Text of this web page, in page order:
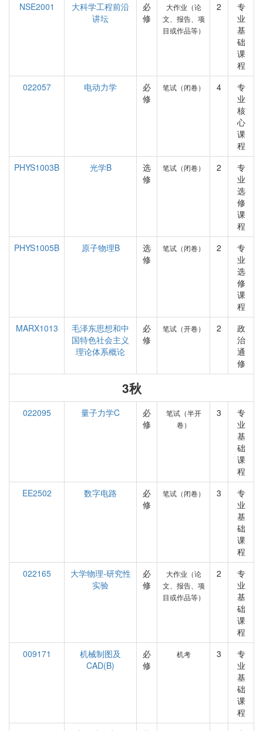
NSE2001
大科学工程前沿
讲坛
必
修
大作业（论
文、报告、项
目或作品等）
2
专
业
基
础
课
程
022057
电动力学
必
修
笔试（闭卷） 4
专
业
核
心
课
程
PHYS1003B
光学B
选
修
笔试（闭卷） 2
专
业
选
修
课
程
PHYS1005B
原子物理B
选
修
笔试（闭卷） 2
专
业
选
修
课
程
MARX1013
毛泽东思想和中
国特色社会主义
理论体系概论
必
修
笔试（开卷） 2
政
治
通
修
3秋
022095 量子力学C
必
修
笔试（半开
卷）
3
专
业
基
础
课
程
EE2502
数字电路
必
修
笔试（闭卷） 3
专
业
基
础
课
程
022165
大学物理-研究性
实验
必
修
大作业（论
文、报告、项
目或作品等）
2
专
业
基
础
课
程
009171
机械制图及
CAD(B)
必
修
机考 3
专
业
基
础
课
程